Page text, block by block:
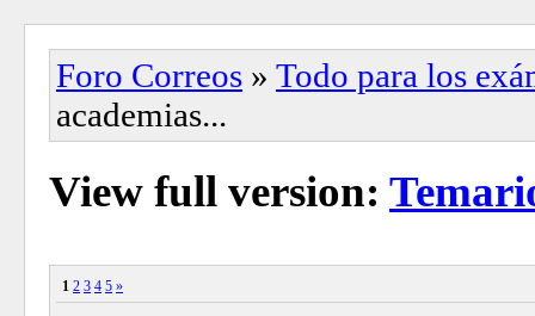
Foro Correos » Todo para los
academias...
View full version:
1 2 3 4 5 »